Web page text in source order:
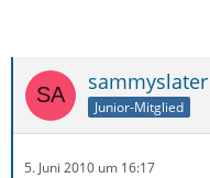
sammyslater
Junior-Mitglied
5. Juni 2010 um 16:17